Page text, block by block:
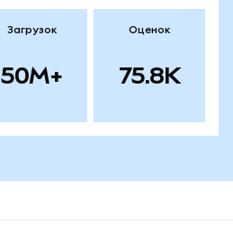
Загрузок
50M+
Оценок
75.8K